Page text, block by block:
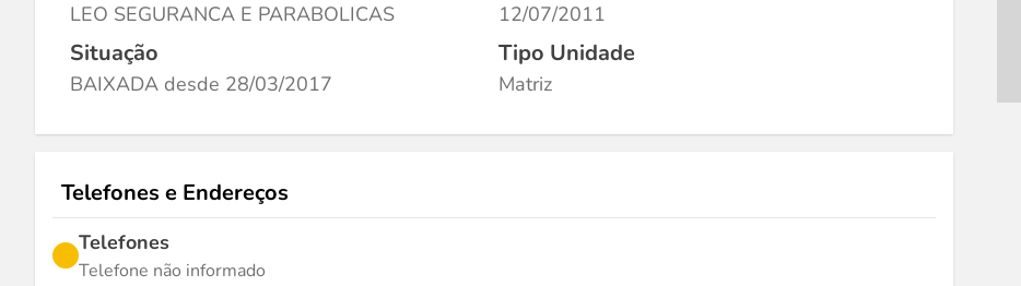
LEO SEGURANCA E PARABOLICAS 12/07/2011
Situação
BAIXADA desde 28/03/2017
Tipo Unidade
Matriz
Telefones e Endereços
Telefones
Telefone não informado